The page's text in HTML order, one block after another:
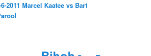
2011 Marcel Kaatee vs Bart